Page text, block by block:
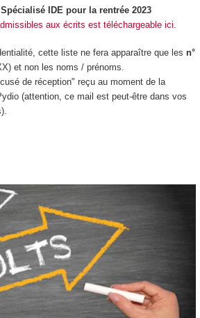
IDE pour la rentrée 2023
aux écrits est téléchargeable ici.
cette liste ne fera apparaître que les n°
et non les noms / prénoms.
de réception" reçu au moment de la
(attention, ce mail est peut-être dans vos